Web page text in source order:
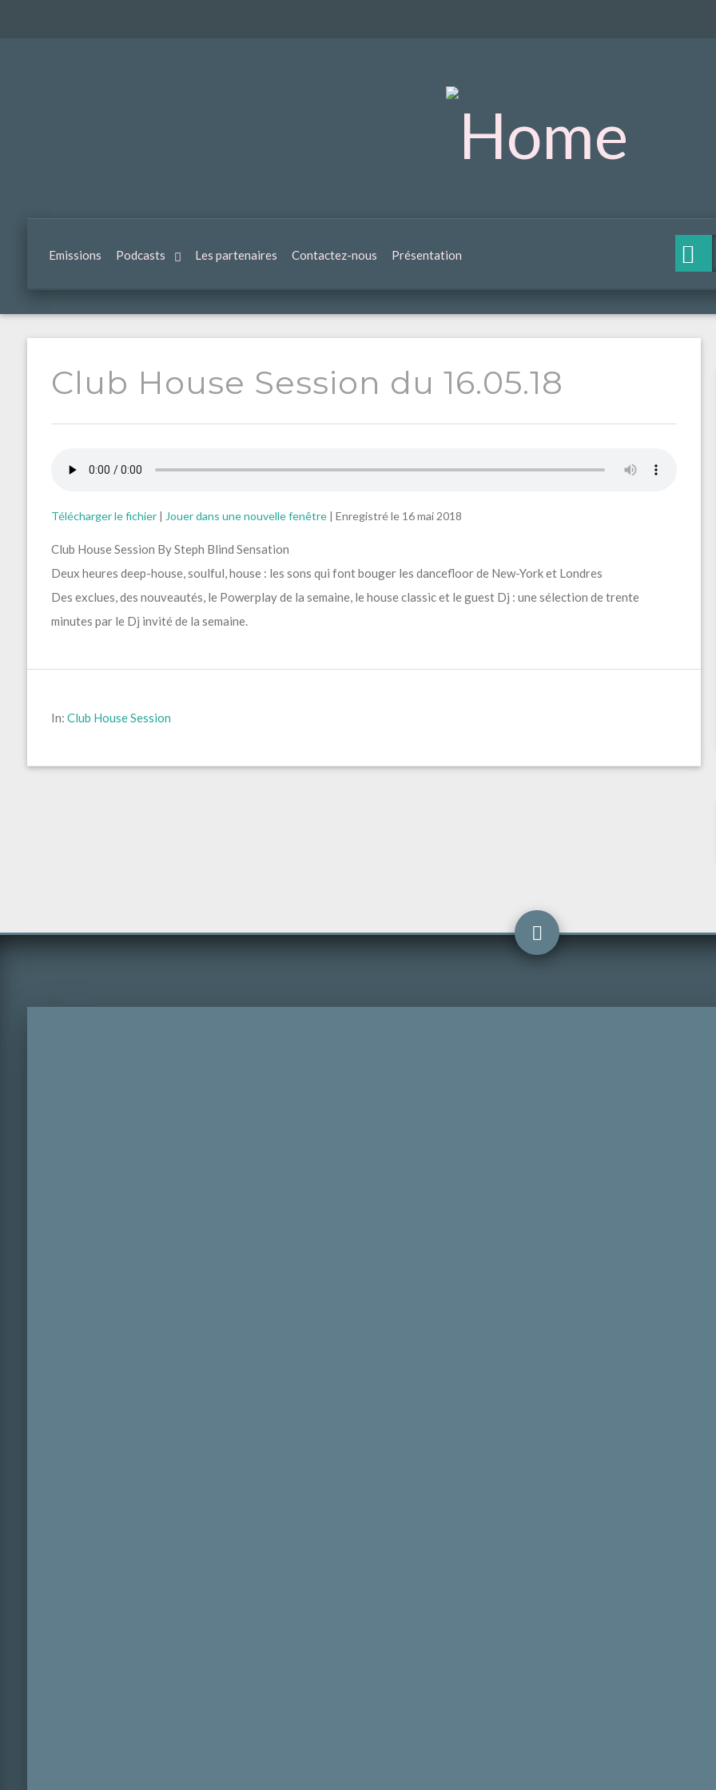
Emissions Podcasts Les partenaires Contactez-nous Présentation
Club House Session du 16.05.18
Télécharger le fichier| Jouer dans une nouvelle fenêtre| Enregistré le 16 mai 2018
Club House Session By Steph Blind Sensation
Deux heures deep-house, soulful, house : les sons qui font bouger les dancefloor de New-York et Londres
Des exclues, des nouveautés, le Powerplay de la semaine, le house classic et le guest Dj : une sélection de trente
minutes par le Dj invité de la semaine.
In: Club House Session